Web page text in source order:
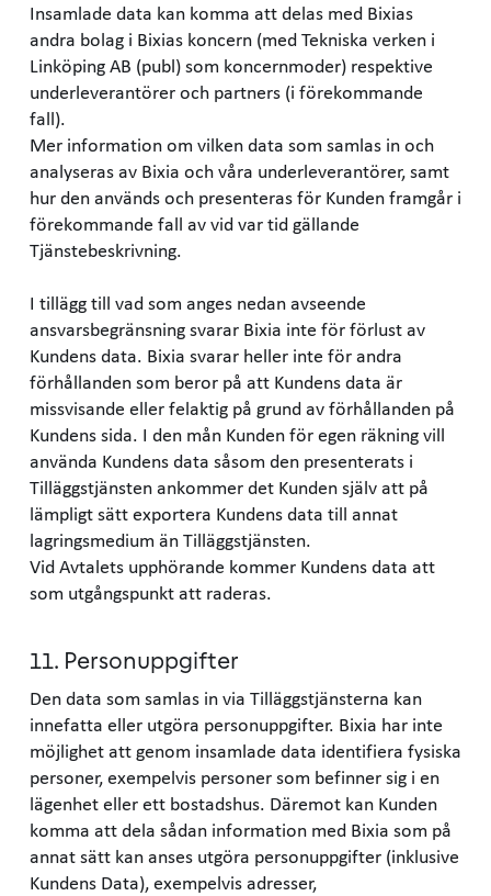
Insamlade data kan komma att delas med Bixias
andra bolag i Bixias koncern (med Tekniska verken i
Linköping AB (publ) som koncernmoder) respektive
underleverantörer och partners (i förekommande
fall).
Mer information om vilken data som samlas in och
analyseras av Bixia och våra underleverantörer, samt
hur den används och presenteras för Kunden framgår i
förekommande fall av vid var tid gällande
Tjänstebeskrivning.
I tillägg till vad som anges nedan avseende
ansvarsbegränsning svarar Bixia inte för förlust av
Kundens data. Bixia svarar heller inte för andra
förhållanden som beror på att Kundens data är
missvisande eller felaktig på grund av förhållanden på
Kundens sida. I den mån Kunden för egen räkning vill
använda Kundens data såsom den presenterats i
Tilläggstjänsten ankommer det Kunden själv att på
lämpligt sätt exportera Kundens data till annat
lagringsmedium än Tilläggstjänsten.
Vid Avtalets upphörande kommer Kundens data att
som utgångspunkt att raderas.
11. Personuppgifter
Den data som samlas in via Tilläggstjänsterna kan
innefatta eller utgöra personuppgifter. Bixia har inte
möjlighet att genom insamlade data identifiera fysiska
personer, exempelvis personer som befinner sig i en
lägenhet eller ett bostadshus. Däremot kan Kunden
komma att dela sådan information med Bixia som på
annat sätt kan anses utgöra personuppgifter (inklusive
Kundens Data), exempelvis adresser,